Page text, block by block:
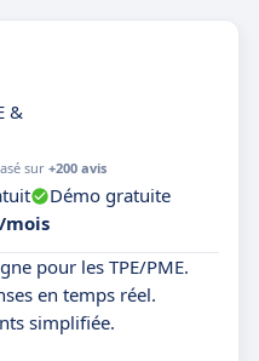
&
sur +200 avis
Démo gratuite
mois
pour les TPE/PME.
en temps réel.
simplifiée.